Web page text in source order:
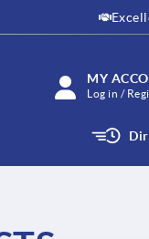
MY
Log in /